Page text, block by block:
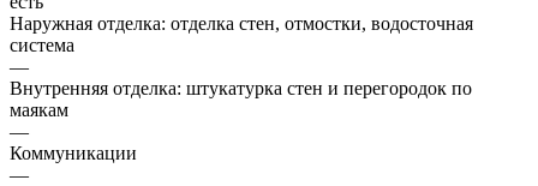
Наружная отделка: отделка стен, отмостки, водосточная
система
—
Внутренняя отделка: штукатурка стен и перегородок по
маякам
—
Коммуникации
—